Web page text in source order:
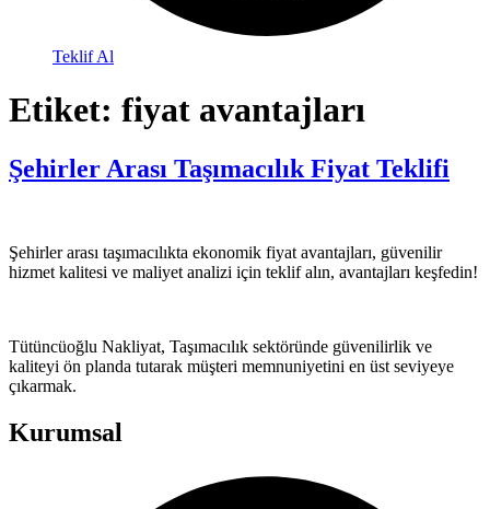
Teklif Al
Etiket: fiyat avantajları
Şehirler Arası Taşımacılık Fiyat Teklifi
Şehirler arası taşımacılıkta ekonomik fiyat avantajları, güvenilir
hizmet kalitesi ve maliyet analizi için teklif alın, avantajları keşfedin!
Tütüncüoğlu Nakliyat, Taşımacılık sektöründe güvenilirlik ve
kaliteyi ön planda tutarak müşteri memnuniyetini en üst seviyeye
çıkarmak.
Kurumsal